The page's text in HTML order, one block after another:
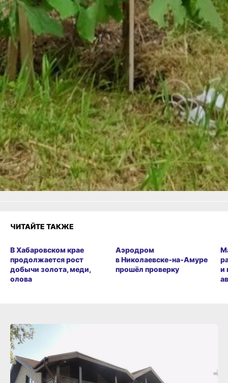
России, Рослесхоз, АНО «Сад
памяти», движение «Волонтёры
леса» при поддержке проектов
«Экосистема» и «Движение
Первых».
В ТЕМУ:
В Госдуме РФ подвели итоги
законотворчества:
что изменится в жизни
хабаровчан
Читайте нас в соцсетях:
ВКонтакте,
Одноклассники, Телеграмили
Яндекс.Дзен иМАКС
Как вам материал?
Огонь!
Супер
Удивило
Грустно
Злость
Разочарование
ЧИТАЙТЕ ТАКЖЕ
В Хабаровском крае
продолжается рост
добычи золота, меди,
олова
Аэродром
в Николаевске‑на‑Амуре
прошёл проверку
и